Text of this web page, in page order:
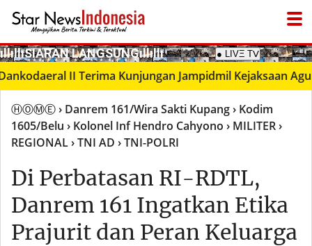
­ıllıllıS͙I͙A͙R͙A͙N͙ L͙A͙N͙G͙S͙U͙N͙G͙ıllıllı ● LIVΞ Tᐯ
II Terima Kunjungan Jampidmil Kejaksaan Agung
ⒽⓄⓂⒺ› Danrem 161/Wira Sakti Kupang› Kodim
1605/Belu › Kolonel Inf Hendro Cahyono › MILITER›
REGIONAL› TNI AD › TNI-POLRI
Di Perbatasan RI-RDTL,
Danrem 161 Ingatkan Etika
Prajurit dan Peran Keluarga